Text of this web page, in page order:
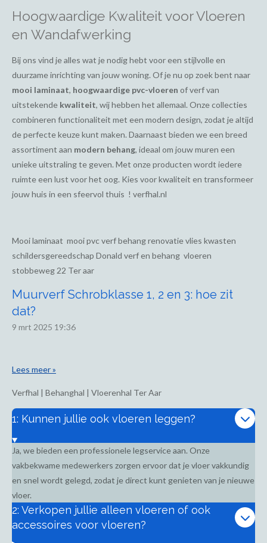
Hoogwaardige Kwaliteit voor Vloeren
en Wandafwerking
Bij ons vind je alles wat je nodig hebt voor een stijlvolle en
duurzame inrichting van jouw woning. Of je nu op zoek bent naar
mooi laminaat, hoogwaardige pvc-vloeren of verf van
uitstekende kwaliteit, wij hebben het allemaal. Onze collecties
combineren functionaliteit met een modern design, zodat je altijd
de perfecte keuze kunt maken. Daarnaast bieden we een breed
assortiment aan modern behang, ideaal om jouw muren een
unieke uitstraling te geven. Met onze producten wordt iedere
ruimte een lust voor het oog. Kies voor kwaliteit en transformeer
jouw huis in een sfeervol thuis ! verfhal.nl
Mooi laminaat mooi pvc verf behang renovatie vlies kwasten
schildersgereedschap Donald verf en behang vloeren
stobbeweg 22 Ter aar
Muurverf Schrobklasse 1, 2 en 3: hoe zit
dat?
9 mrt 2025 19:36
Lees meer »
Verfhal | Behanghal | Vloerenhal Ter Aar
1: Kunnen jullie ook vloeren leggen?
Ja, we bieden een professionele legservice aan. Onze
vakbekwame medewerkers zorgen ervoor dat je vloer vakkundig
en snel wordt gelegd, zodat je direct kunt genieten van je nieuwe
vloer.
2: Verkopen jullie alleen vloeren of ook
accessoires voor vloeren?